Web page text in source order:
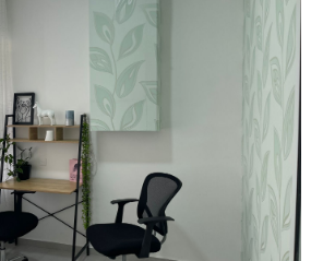
חדרי טיפול
למומחים בתחומי הטיפול: פסיכולוג,